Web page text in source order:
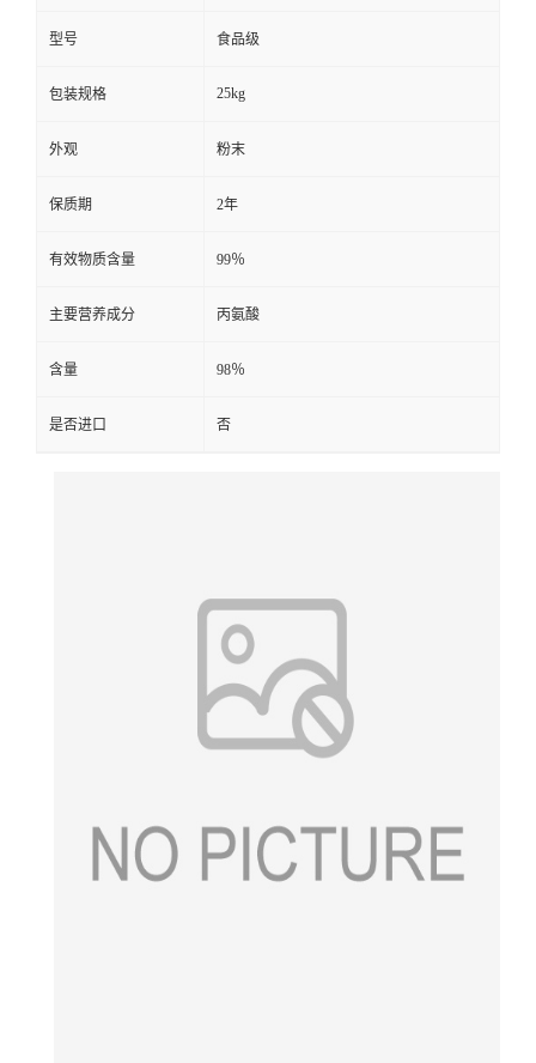
型号 食品级
包装规格 25kg
外观 粉末
保质期 2年
有效物质含量 99％
主要营养成分 丙氨酸
含量 98％
是否进口 否